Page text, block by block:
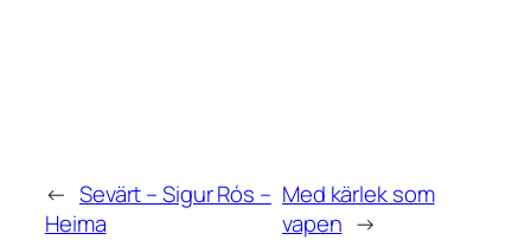
← Sevärt – Sigur Rós –
Heima
Med kärlek som
vapen →